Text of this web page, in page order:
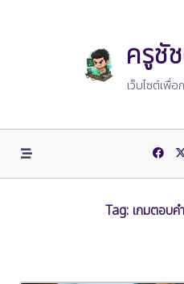
ครูชั
เว็บไซต์เพื่
Tag: เกมตอบค